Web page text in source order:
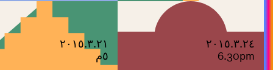
٢٠١٥.٣.٢٤
6.30pm
٢٠١٥.٣.٢١
٥م